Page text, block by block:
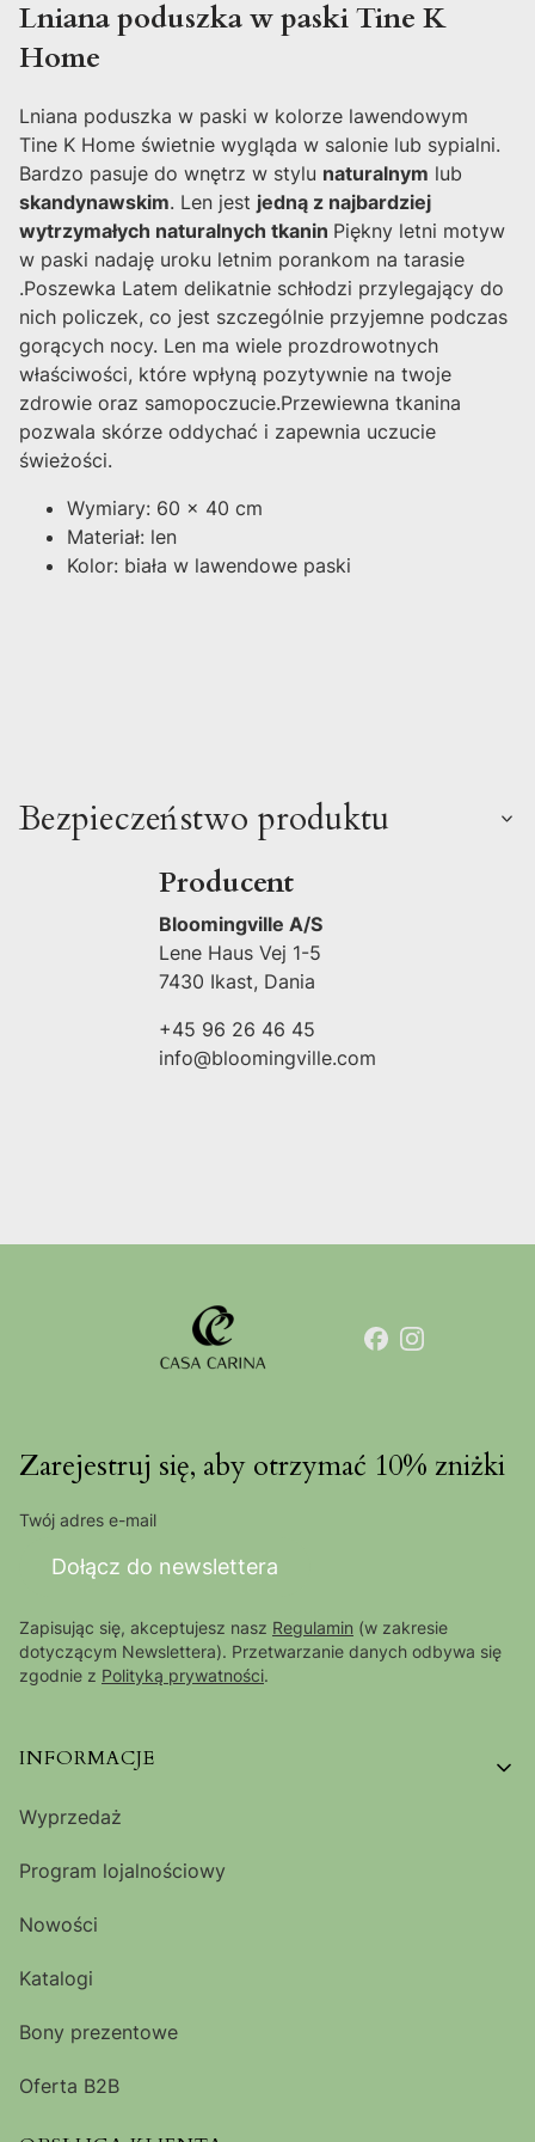
Lniana poduszka w paski Tine K
Home
Lniana poduszka w paski w kolorze lawendowym
Tine K Home świetnie wygląda w salonie lub sypialni.
Bardzo pasuje do wnętrz w stylu naturalnym lub
skandynawskim. Len jest jedną z najbardziej
wytrzymałych naturalnych tkanin Piękny letni motyw
w paski nadaję uroku letnim porankom na tarasie
.Poszewka Latem delikatnie schłodzi przylegający do
nich policzek, co jest szczególnie przyjemne podczas
gorących nocy. Len ma wiele prozdrowotnych
właściwości, które wpłyną pozytywnie na twoje
zdrowie oraz samopoczucie.Przewiewna tkanina
pozwala skórze oddychać i zapewnia uczucie
świeżości.
Wymiary: 60 x 40 cm
Materiał: len
Kolor: biała w lawendowe paski
Bezpieczeństwo produktu
Producent
Bloomingville A/S
Lene Haus Vej 1-5
7430 Ikast, Dania
+45 96 26 46 45
info@bloomingville.com
Zarejestruj się, aby otrzymać 10% zniżki
Twój adres e-mail
Dołącz do newslettera
Zapisując się, akceptujesz nasz Regulamin (w zakresie
dotyczącym Newslettera). Przetwarzanie danych odbywa się
zgodnie z Polityką prywatności.
Linki w stopce
INFORMACJE
Wyprzedaż
Program lojalnościowy
Nowości
Katalogi
Bony prezentowe
Oferta B2B